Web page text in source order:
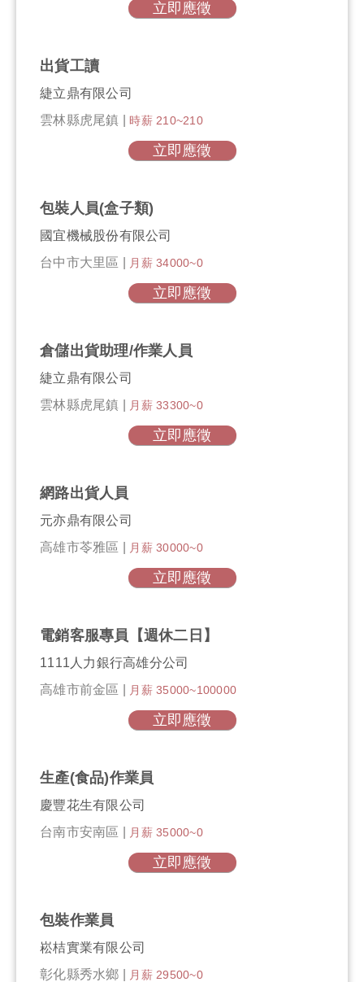
立即應徵
出貨工讀
緁立鼎有限公司
雲林縣虎尾鎮 |時薪 210~210
立即應徵
包裝人員(盒子類)
國宜機械股份有限公司
台中市大里區 |
月薪 34000~0
立即應徵
倉儲出貨助理/作業人員
緁立鼎有限公司
雲林縣虎尾鎮 |
月薪 33300~0
立即應徵
網路出貨人員
元亦鼎有限公司
高雄市苓雅區 |
月薪 30000~0
立即應徵
電銷客服專員【週休二日】
1111人力銀行高雄分公司
高雄市前金區 |
月薪 35000~100000
立即應徵
生產(食品)作業員
慶豐花生有限公司
台南市安南區 |
月薪 35000~0
立即應徵
包裝作業員
崧桔實業有限公司
彰化縣秀水鄉 |
月薪 29500~0